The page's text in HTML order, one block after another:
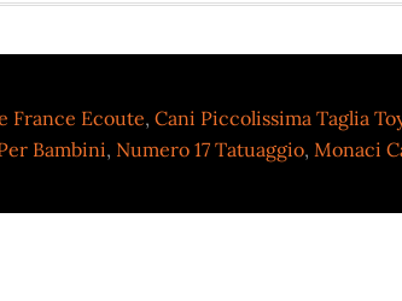
France Ecoute, Cani Piccolissima Taglia
Bambini, Numero 17 Tatuaggio, Monaci